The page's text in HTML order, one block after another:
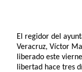
El regidor del
Veracruz, Víctor
liberado este
libertad hace tres